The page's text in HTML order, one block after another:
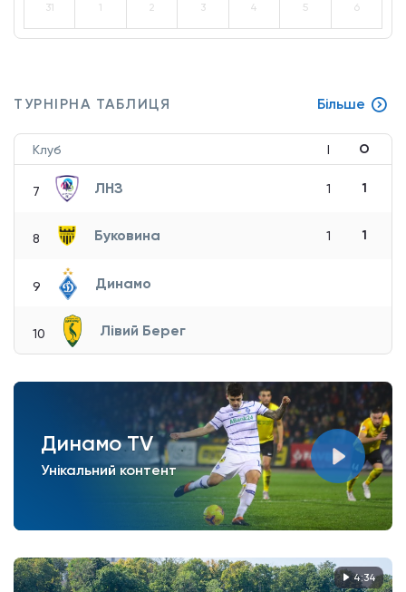
31 1 2 3 4 5 6
ТУРНІРНА ТАБЛИЦЯ Більше
Клуб І О
7 ЛНЗ 1 1
8 Буковина 1 1
9 Динамо
10 Лівий Берег
Динамо TV
Унікальний контент
4:34